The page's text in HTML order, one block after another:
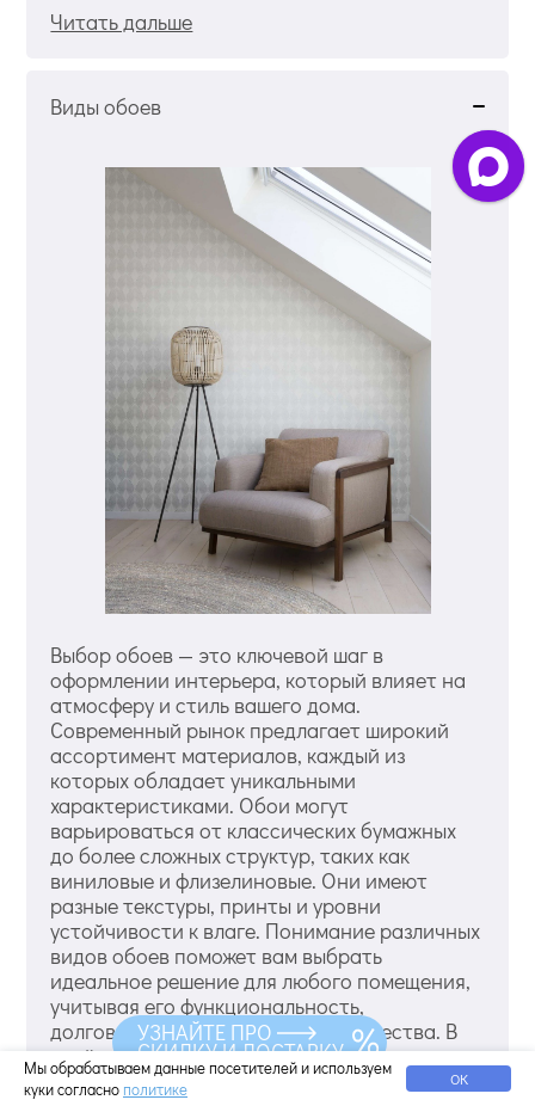
Читать дальше
Виды обоев
Выбор обоев — это ключевой шаг в
оформлении интерьера, который влияет на
атмосферу и стиль вашего дома.
Современный рынок предлагает широкий
ассортимент материалов, каждый из
которых обладает уникальными
характеристиками. Обои могут
варьироваться от классических бумажных
до более сложных структур, таких как
виниловые и флизелиновые. Они имеют
разные текстуры, принты и уровни
устойчивости к влаге. Понимание различных
видов обоев поможет вам выбрать
идеальное решение для любого помещения,
учитывая его функциональность,
долговечность и эстетические качества. В
этой статье мы подробно рассмотрим
каждый из типов обоев и их возможные
Мы обрабатываем данные посетителей и используем
куки согласно политике ОК
УЗНАЙТЕ ПРО
СКИДКУ И ДОСТАВКУ